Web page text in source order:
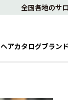
全国各地のサ
ヘアカタログブランド